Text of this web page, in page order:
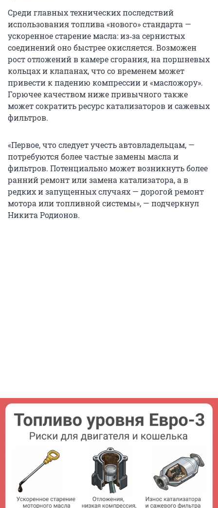
Среди главных технических последствий
использования топлива «нового» стандарта —
ускоренное старение масла: из‑за сернистых
соединений оно быстрее окисляется. Возможен
рост отложений в камере сгорания, на поршневых
кольцах и клапанах, что со временем может
привести к падению компрессии и «масложору».
Горючее качеством ниже привычного также
может сократить ресурс катализаторов и сажевых
фильтров.
«Первое, что следует учесть автовладельцам, —
потребуются более частые замены масла и
фильтров. Потенциально может возникнуть более
ранний ремонт или замена катализатора, а в
редких и запущенных случаях — дорогой ремонт
мотора или топливной системы», — подчеркнул
Никита Родионов.